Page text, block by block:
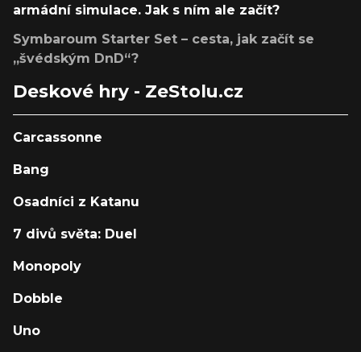
armádní simulace. Jak s ním ale začít?
Symbaroum Starter Set – cesta, jak začít se
„švédským DnD“?
Deskové hry - ZeStolu.cz
Carcassonne
Bang
Osadníci z Katanu
7 divů světa: Duel
Monopoly
Dobble
Uno